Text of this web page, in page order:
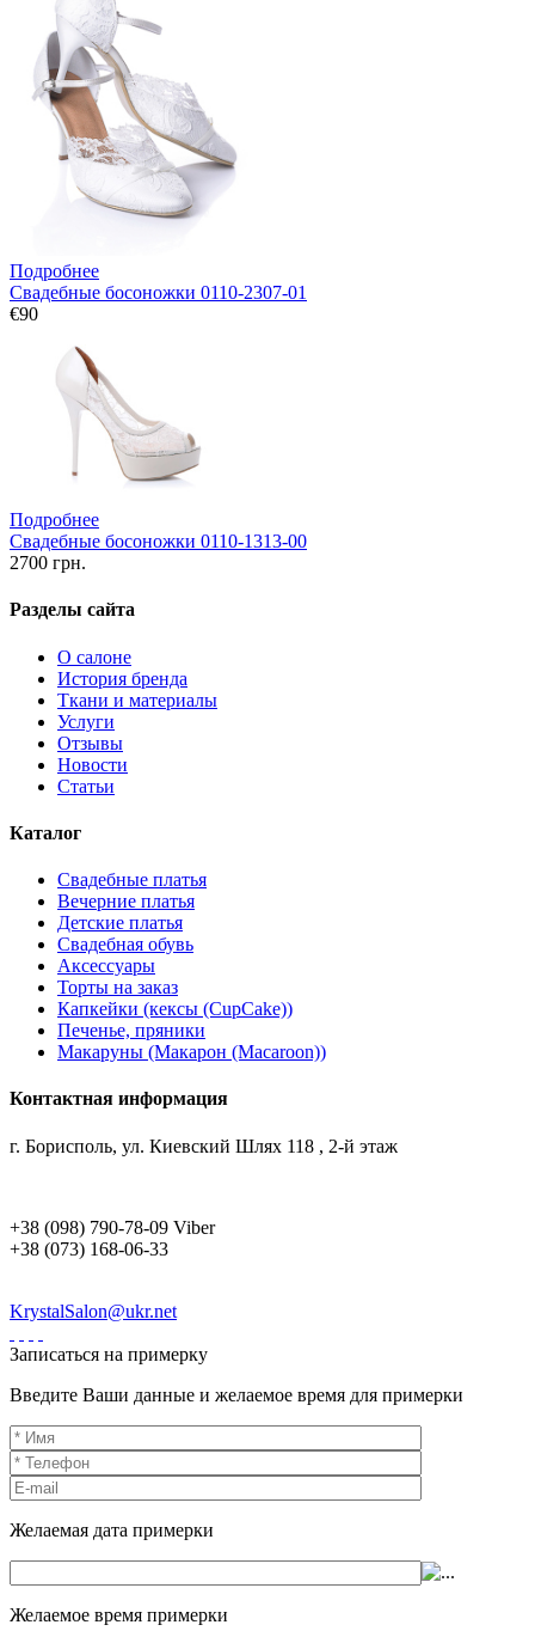
Подробнее
Свадебные босоножки 0110-2307-01
€90
Подробнее
Свадебные босоножки 0110-1313-00
2700 грн.
Разделы сайта
О салоне
История бренда
Ткани и материалы
Услуги
Отзывы
Новости
Статьи
Каталог
Свадебные платья
Вечерние платья
Детские платья
Свадебная обувь
Аксессуары
Торты на заказ
Капкейки (кексы (CupCake))
Печенье, пряники
Макаруны (Макарон (Мacaroon))
Контактная информация
г. Борисполь, ул. Киевский Шлях 118 , 2-й этаж
+38 (098) 790-78-09 Viber
+38 (073) 168-06-33
KrystalSalon@ukr.net
Записаться на примерку
Введите Ваши данные и желаемое время для примерки
Желаемая дата примерки
Желаемое время примерки